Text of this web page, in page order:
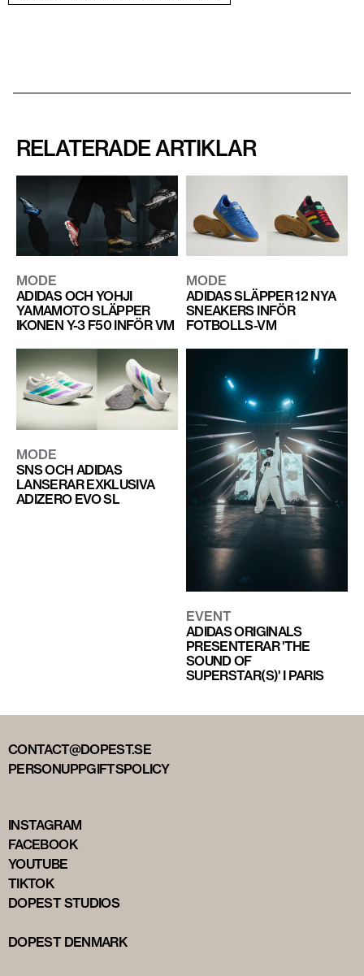
RELATERADE ARTIKLAR
MODE
ADIDAS OCH YOHJI
YAMAMOTO SLÄPPER
IKONEN Y-3 F50 INFÖR VM
MODE
ADIDAS SLÄPPER 12 NYA
SNEAKERS INFÖR
FOTBOLLS-VM
MODE
SNS OCH ADIDAS
LANSERAR EXKLUSIVA
ADIZERO EVO SL
EVENT
ADIDAS ORIGINALS
PRESENTERAR 'THE
SOUND OF
SUPERSTAR(S)' I PARIS
CONTACT@DOPEST.SE
PERSONUPPGIFTSPOLICY
INSTAGRAM
FACEBOOK
YOUTUBE
TIKTOK
DOPEST STUDIOS
DOPEST DENMARK